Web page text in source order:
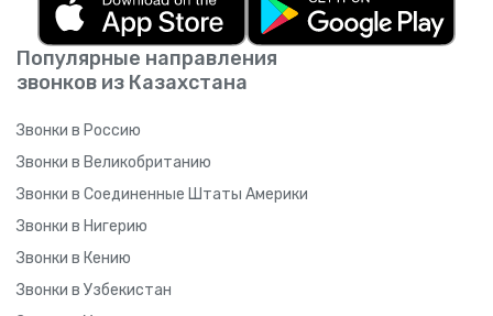
Популярные направления
звонков из Казахстана
Звонки в Россию
Звонки в Великобританию
Звонки в Соединенные Штаты Америки
Звонки в Нигерию
Звонки в Кению
Звонки в Узбекистан